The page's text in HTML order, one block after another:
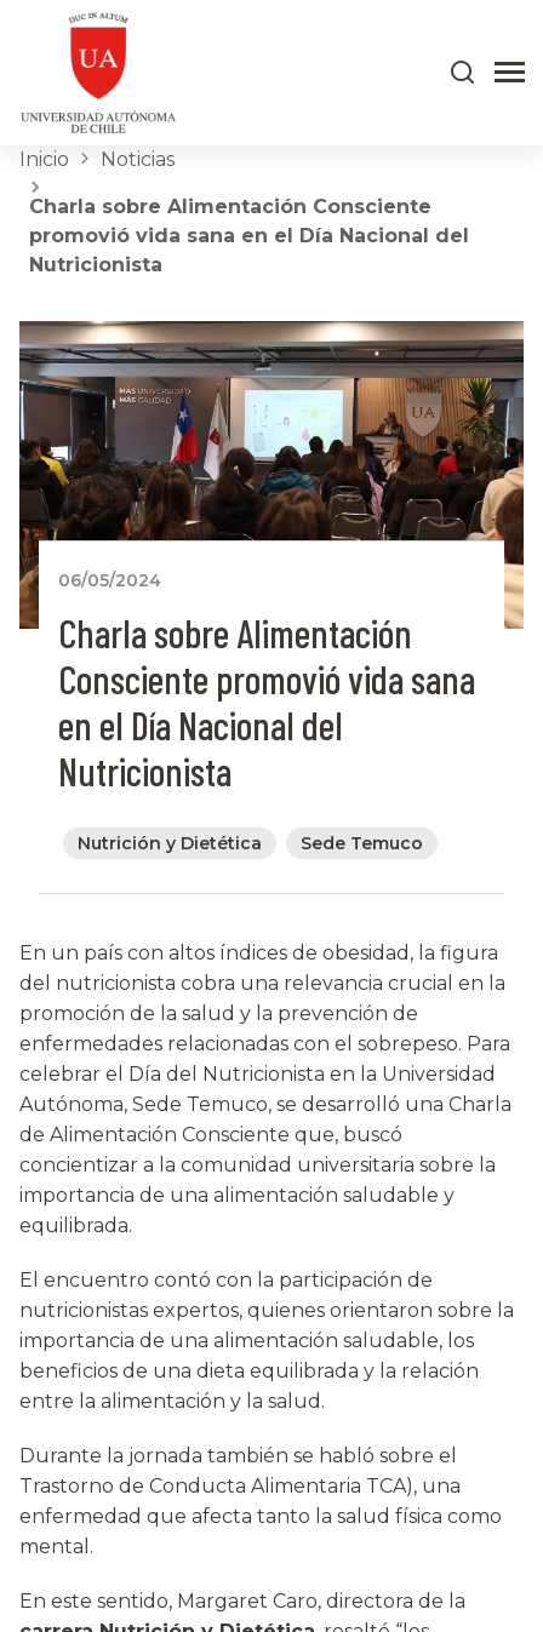
Inicio Noticias
Charla sobre Alimentación Consciente
promovió vida sana en el Día Nacional del
Nutricionista
06/05/2024
Charla sobre Alimentación
Consciente promovió vida sana
en el Día Nacional del
Nutricionista
Nutrición y Dietética Sede Temuco
En un país con altos índices de obesidad, la figura
del nutricionista cobra una relevancia crucial en la
promoción de la salud y la prevención de
enfermedades relacionadas con el sobrepeso. Para
celebrar el Día del Nutricionista en la Universidad
Autónoma, Sede Temuco, se desarrolló una Charla
de Alimentación Consciente que, buscó
concientizar a la comunidad universitaria sobre la
importancia de una alimentación saludable y
equilibrada.
El encuentro contó con la participación de
nutricionistas expertos, quienes orientaron sobre la
importancia de una alimentación saludable, los
beneficios de una dieta equilibrada y la relación
entre la alimentación y la salud.
Durante la jornada también se habló sobre el
Trastorno de Conducta Alimentaria TCA), una
enfermedad que afecta tanto la salud física como
mental.
En este sentido, Margaret Caro, directora de la